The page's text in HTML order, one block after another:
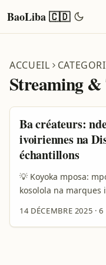
BaoLiba 🇨🇩
ACCUEIL
Streaming &
Ba créateurs:
ivoiriennes na
échantillons
💡 Koyoka mposa:
kosolola na marques
créateurs na Kin,
stratégies simples
na marques oyo
14 DÉCEMBRE 2025 ·6